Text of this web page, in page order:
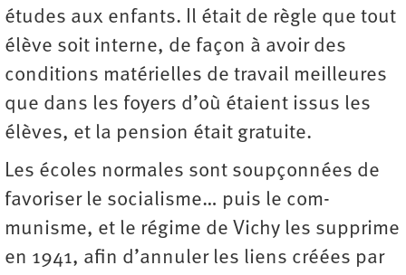
études aux enfants. Il était de règle que tout
élève soit interne, de façon à avoir des
conditions matérielles de travail meilleures
que dans les foyers d’où étaient issus les
élèves, et la pension était gratuite.
Les écoles normales sont soupçonnées de
favoriser le socialisme… puis le com­
munisme, et le régime de Vichy les supprime
en 1941, afin d’annuler les liens créées par